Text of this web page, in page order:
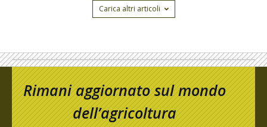
Carica altri articoli
Rimani aggiornato sul mondo
dell’agricoltura